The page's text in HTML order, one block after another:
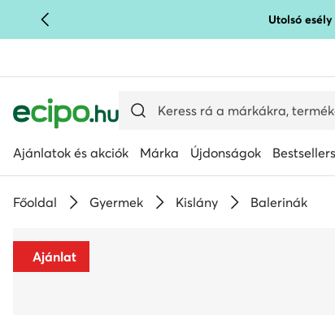
UGRÁS A FŐ TARTALOMRA Utolsó
Ajánlatok és akciók Márka Újdonságok Bestsellers
Főoldal Gyermek Kislány Balerinák
Ajánlat